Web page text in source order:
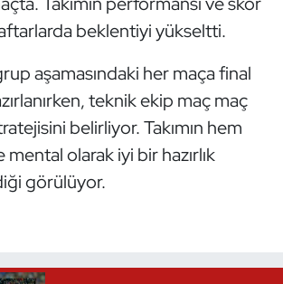
beklentiyi yükseltti.
aşamasındaki her maça final
teknik ekip maç maç
belirliyor. Takımın hem
olarak iyi bir hazırlık
görülüyor.
Fitness